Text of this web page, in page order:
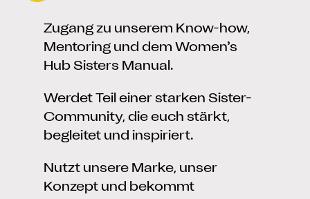
Zugang zu unserem Know-how,
Mentoring und dem Women’s
Hub Sisters Manual.
Werdet Teil einer starken Sister-
Community, die euch stärkt,
begleitet und inspiriert.
Nutzt unsere Marke, unser
Konzept und bekommt